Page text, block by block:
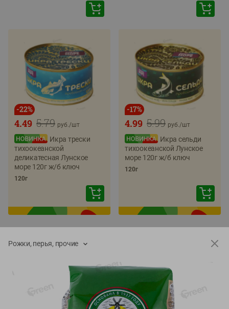
-22%
5.79
4.49 руб./шт
Икра трески
тихоокеанской
деликатесная Лунское
море 120г ж/б ключ
120г
-17%
5.99
4.99 руб./шт
Икра сельди
тихоокеанской Лунское
море 120г ж/б ключ
120г
-13%
Рожки, перья, прочие